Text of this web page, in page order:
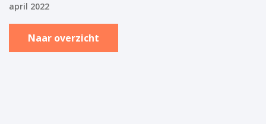
april 2022
Naar overzicht